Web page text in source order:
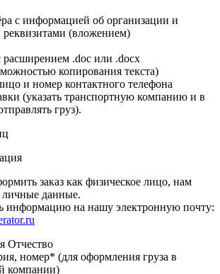
с информацией об организации и
реквизитами (вложением)
расширением .doc или .docx
копирования текста)
и номер контактного телефона
(указать транспортную компанию и в
груз).
заказ как физическое лицо, нам
данные.
информацию на нашу электронную почту:
Отчество
номер* (для оформления груза в
компании)